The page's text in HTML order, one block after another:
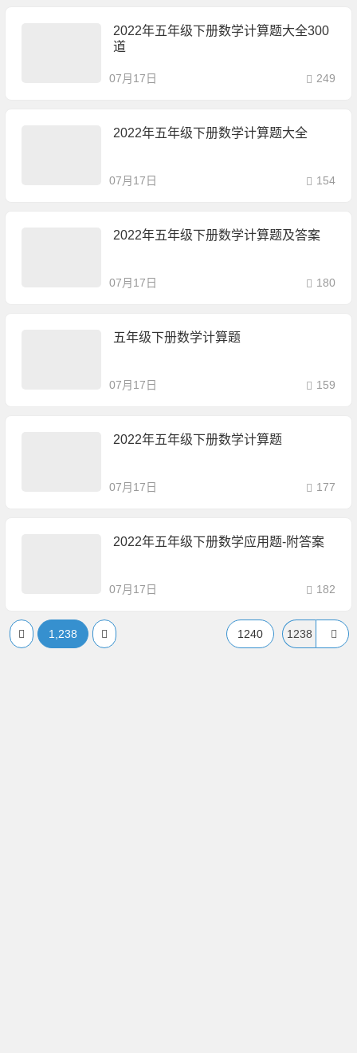
2022年五年级下册数学计算题大全300
道
07月17日 249
2022年五年级下册数学计算题大全
07月17日 154
2022年五年级下册数学计算题及答案
07月17日 180
五年级下册数学计算题
07月17日 159
2022年五年级下册数学计算题
07月17日 177
2022年五年级下册数学应用题-附答案
07月17日 182
1240
1,238